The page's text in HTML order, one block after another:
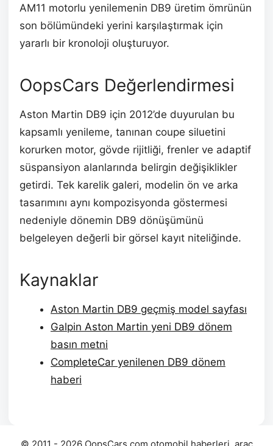
AM11 motorlu yenilemenin DB9 üretim ömrünün
son bölümündeki yerini karşılaştırmak için
yararlı bir kronoloji oluşturuyor.
OopsCars Değerlendirmesi
Aston Martin DB9 için 2012’de duyurulan bu
kapsamlı yenileme, tanınan coupe siluetini
korurken motor, gövde rijitliği, frenler ve adaptif
süspansiyon alanlarında belirgin değişiklikler
getirdi. Tek karelik galeri, modelin ön ve arka
tasarımını aynı kompozisyonda göstermesi
nedeniyle dönemin DB9 dönüşümünü
belgeleyen değerli bir görsel kayıt niteliğinde.
Kaynaklar
Aston Martin DB9 geçmiş model sayfası
Galpin Aston Martin yeni DB9 dönem
basın metni
CompleteCar yenilenen DB9 dönem
haberi
© 2011 - 2026 OopsCars.com otomobil haberleri, araç